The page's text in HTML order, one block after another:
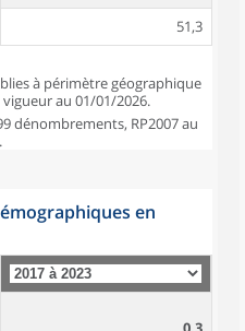
51,3
à périmètre géographique
au 01/01/2026.
dénombrements, RP2007 au
en